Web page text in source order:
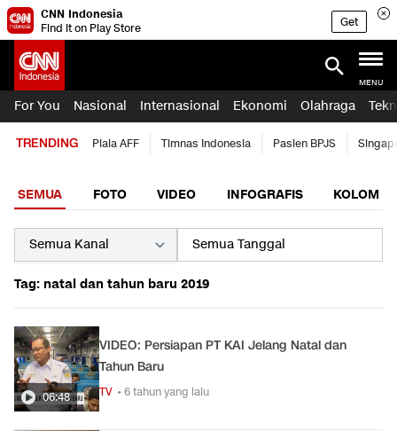
CNN Indonesia
Find it on Play Store
Get
MENU
For You Nasional Internasional Ekonomi Olahraga
TRENDING Piala AFF Timnas Indonesia Pasien BPJS
SEMUA FOTO VIDEO INFOGRAFIS KOLOM
Tag: natal dan tahun baru 2019
06:48
VIDEO: Persiapan PT KAI Jelang Natal dan
Tahun Baru
TV • 6 tahun yang lalu